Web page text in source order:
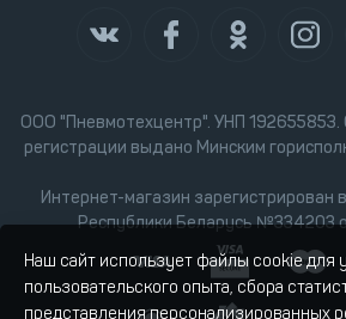
ООО "Пневмотехцентр". УНП 192655853.
регистрации выдано Минским
Интернет-магазин зарегистрирован
Республики Беларусь №334203
Наш сайт использует файлы cookie для
пользовательского опыта, сбора
представления персонализированных